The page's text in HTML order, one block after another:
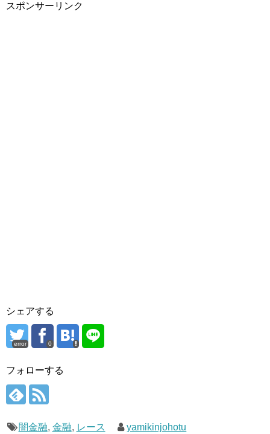
スポンサーリンク
シェアする
error 0
フォローする
闇金融, 金融, レース yamikinjohotu